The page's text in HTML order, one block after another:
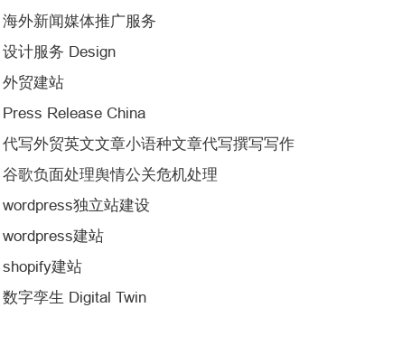
海外新闻媒体推广服务
设计服务 Design
外贸建站
Press Release China
代写外贸英文文章小语种文章代写撰写写作
谷歌负面处理舆情公关危机处理
wordpress独立站建设
wordpress建站
shopify建站
数字孪生 Digital Twin